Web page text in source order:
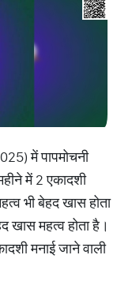
में पापमोचनी
में 2 एकादशी
भी बेहद खास होता
खास महत्व होता है।
मनाई जाने वाली